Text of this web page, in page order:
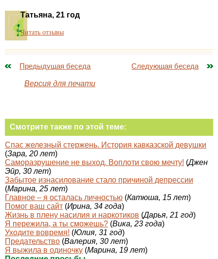
Татьяна, 21 год
Читать отзывы
Предыдущая беседа Следующая беседа
Версия для печати
Смотрите также по этой теме:
Спас железный стержень. История кавказской девушки
(Зара, 20 лет)
Саморазрушение не выход. Воплоти свою мечту! (Джен
Эйр, 30 лет)
Забытое изнасилование стало причиной депрессии
(Марина, 25 лет)
Главное – я осталась личностью (Катюша, 15 лет)
Помог ваш сайт (Ирина, 34 года)
Жизнь в плену насилия и наркотиков (Дарья, 21 год)
Я пережила, а ты сможешь? (Вика, 23 года)
Уходите вовремя! (Юлия, 31 год)
Предательство (Валерия, 30 лет)
Я выжила в одиночку (Марина, 19 лет)